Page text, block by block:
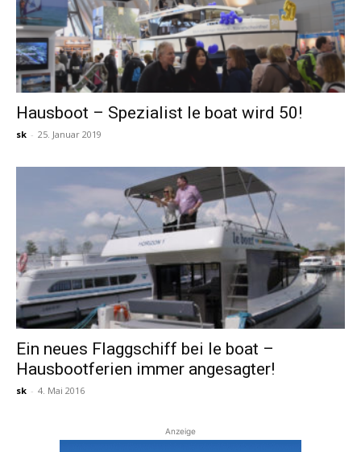
Hausboot – Spezialist le boat wird 50!
sk - 25. Januar 2019
Ein neues Flaggschiff bei le boat –
Hausbootferien immer angesagter!
sk - 4. Mai 2016
Anzeige